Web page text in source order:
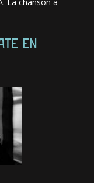
La chanson a
EN